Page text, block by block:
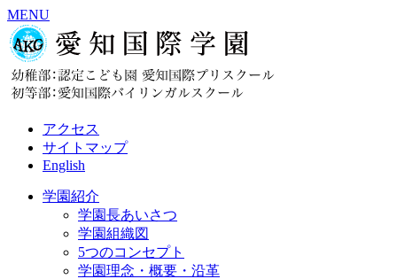
MENU
アクセス
サイトマップ
English
学園紹介
学園長あいさつ
学園組織図
5つのコンセプト
学園理念・概要・沿革